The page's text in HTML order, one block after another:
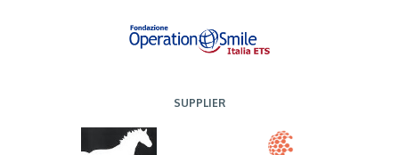
SUPPLIER